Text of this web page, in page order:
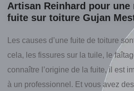
Artisan Reinhard pour une
fuite sur toiture Gujan
Les causes d’une fuite de toiture
cela, les fissures sur la tuile, le
connaître l’origine de la fuite, il est
à un professionnel. Et vous avez